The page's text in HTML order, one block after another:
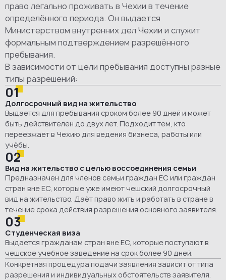
право легально проживать в Чехии в течение
определённого периода. Он выдается
Министерством внутренних дел Чехии и служит
формальным подтверждением разрешённого
пребывания.
В зависимости от цели пребывания доступны разные
типы разрешений:
01
Долгосрочный вид на жительство
Выдается для пребывания сроком более 90 дней и может
быть действителен до двух лет. Подходит тем, кто
переезжает в Чехию для ведения бизнеса, работы или
учёбы.
02
Вид на жительство с целью воссоединения семьи
Предназначен для членов семьи граждан ЕС или граждан
стран вне ЕС, которые уже имеют чешский долгосрочный
вид на жительство. Даёт право жить и работать в стране в
течение срока действия разрешения основного заявителя.
03
Студенческая виза
Выдается гражданам стран вне ЕС, которые поступают в
чешское учебное заведение на срок более 90 дней.
Конкретная процедура подачи заявления зависит от типа
разрешения и индивидуальных обстоятельств заявителя.